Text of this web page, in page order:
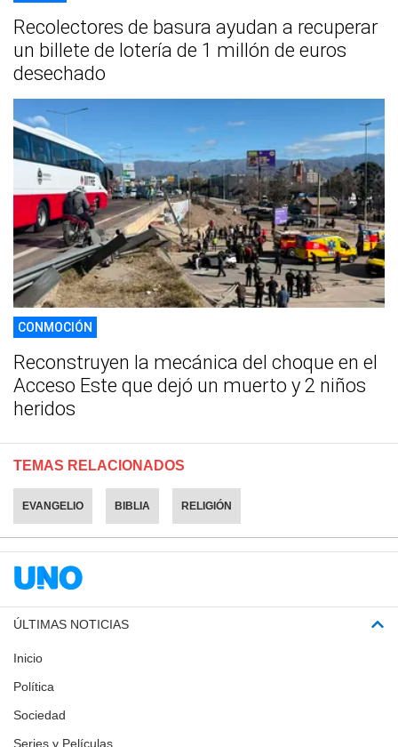
Recolectores de basura ayudan a recuperar
un billete de lotería de 1 millón de euros
desechado
CONMOCIÓN
Reconstruyen la mecánica del choque en el
Acceso Este que dejó un muerto y 2 niños
heridos
TEMAS RELACIONADOS
EVANGELIO BIBLIA RELIGIÓN
ÚLTIMAS NOTICIAS
Inicio
Política
Sociedad
Series y Películas